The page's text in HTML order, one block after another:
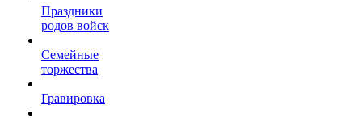
Праздники
родов войск
Семейные
торжества
Гравировка